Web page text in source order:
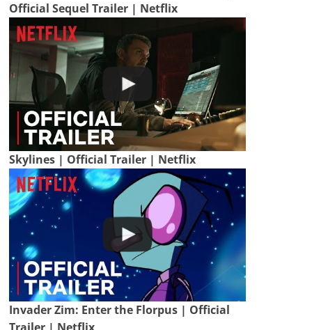
Official Sequel Trailer | Netflix
Skylines | Official Trailer | Netflix
Invader Zim: Enter the Florpus | Official